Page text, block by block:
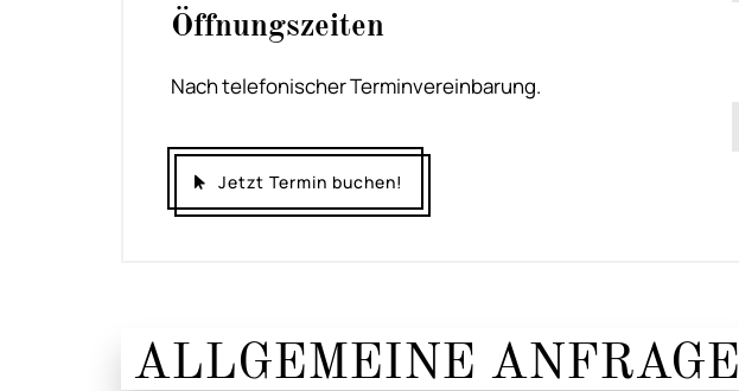
Öffnungszeiten
Nach telefonischer Terminvereinbarung.
Jetzt Termin buchen!
ALLGEMEINE ANFRAGE